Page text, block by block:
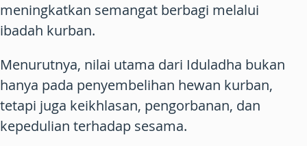
meningkatkan semangat berbagi melalui
ibadah kurban.
Menurutnya, nilai utama dari Iduladha bukan
hanya pada penyembelihan hewan kurban,
tetapi juga keikhlasan, pengorbanan, dan
kepedulian terhadap sesama.